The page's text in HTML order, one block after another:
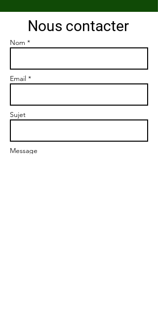
Nous contacter
Nom *
Email *
Sujet
Message